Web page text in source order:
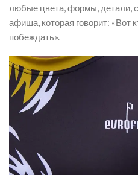
любые цвета, формы, детали,
афиша, которая говорит: «Вот
побеждать».